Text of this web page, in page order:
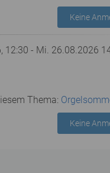
Keine
12:30 - Mi. 26.08.2026
Thema:
Keine